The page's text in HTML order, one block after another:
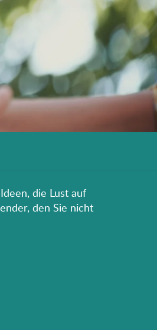
die Lust auf
den Sie nicht